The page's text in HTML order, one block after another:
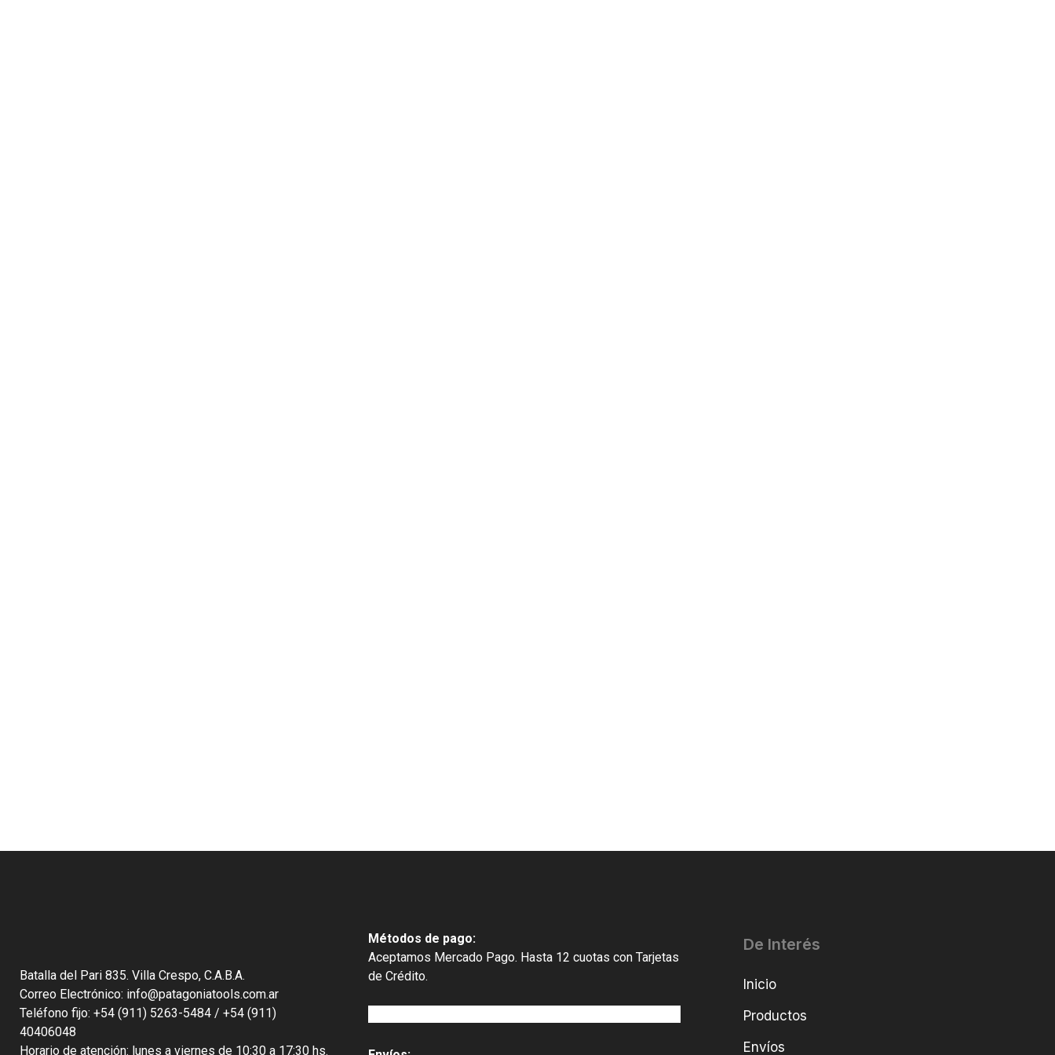
Batalla del Pari 835. Villa Crespo, C.A.B.A.
Correo Electrónico: info@patagoniatools.com.ar
Teléfono fijo: +54 (911) 5263-5484 / +54 (911)
40406048
Horario de atención: lunes a viernes de 10:30 a 17:30 hs.
Métodos de pago:
Aceptamos Mercado Pago. Hasta 12 cuotas con Tarjetas
de Crédito.
De Interés
Inicio
Productos
Envíos